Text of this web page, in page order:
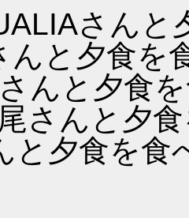
さん
んと夕食を
んと夕食
さんと夕
と夕食を食